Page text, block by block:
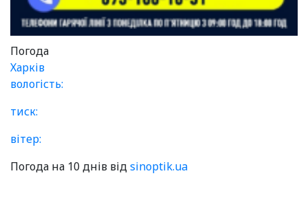
Погода
Харків
вологість:
тиск:
вітер:
Погода на 10 днів відsinoptik.ua